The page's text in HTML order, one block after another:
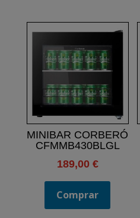
MINIBAR CORBERÓ
CFMMB430BLGL
189,00 €
Comprar